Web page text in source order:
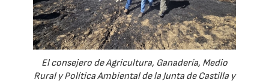
El consejero de Agricultura, Ganadería, Medio
Rural y Política Ambiental de la Junta de Castilla y